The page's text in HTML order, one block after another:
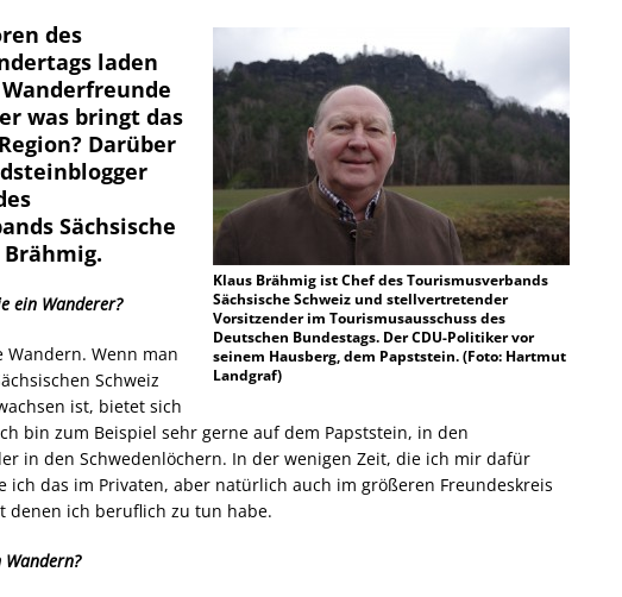
Klaus Brähmig ist Chef des Tourismusverbands
Sächsische Schweiz und stellvertretender
Vorsitzender im Tourismusausschuss des
Deutschen Bundestags. Der CDU-Politiker vor
seinem Hausberg, dem Papststein. (Foto: Hartmut
Landgraf)
des
laden
was bringt das
Darüber
Sächsische
Brähmig.
ein Wanderer?
Wenn man
Schweiz
ist, bietet sich
bin zum Beispiel sehr gerne auf dem Papststein, in den
in den Schwedenlöchern. In der wenigen Zeit, die ich mir dafür
ich das im Privaten, aber natürlich auch im größeren Freundeskreis
denen ich beruflich zu tun habe.
Wandern?